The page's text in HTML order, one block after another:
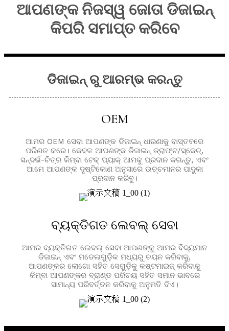
ଆପଣଙ୍କ ନିଜସ୍ୱ ଜୋତା ଡିଜାଇନ୍
କିପରି ସମାପ୍ତ କରିବେ
ଡିଜାଇନ୍ ରୁ ଆରମ୍ଭ କରନ୍ତୁ
OEM
ଆମର OEM ସେବା ଆପଣଙ୍କ ଡିଜାଇନ୍ ଧାରଣାକୁ ବାସ୍ତବରେ
ପରିଣତ କରେ। କେବଳ ଆପଣଙ୍କ ଡିଜାଇନ୍ ଡ୍ରାଫ୍ଟ/ସ୍କେଚ୍,
ସନ୍ଦର୍ଭ-ଚିତ୍ର କିମ୍ବା ଟେକ୍ ପ୍ୟାକ୍ ଆମକୁ ପ୍ରଦାନ କରନ୍ତୁ, ଏବଂ
ଆମେ ଆପଣଙ୍କ ଦୃଷ୍ଟିକୋଣ ଅନୁସାରେ ଉଚ୍ଚମାନର ପାଦୁକା
ପ୍ରଦାନ କରିବୁ।
ବ୍ୟକ୍ତିଗତ ଲେବଲ୍ ସେବା
ଆମର ବ୍ୟକ୍ତିଗତ ଲେବଲ୍ ସେବା ଆପଣଙ୍କୁ ଆମର ବିଦ୍ୟମାନ
ଡିଜାଇନ୍ ଏବଂ ମଡେଲଗୁଡ଼ିକ ମଧ୍ୟରୁ ଚୟନ କରିବାକୁ,
ଆପଣଙ୍କର ଲୋଗୋ ସହିତ ସେଗୁଡ଼ିକୁ କଷ୍ଟମାଇଜ୍ କରିବାକୁ
କିମ୍ବା ଆପଣଙ୍କର ବ୍ରାଣ୍ଡ ପରିଚୟ ସହିତ ସମାନ ଭାବରେ
ସାମାନ୍ୟ ପରିବର୍ତ୍ତନ କରିବାକୁ ଅନୁମତି ଦିଏ।